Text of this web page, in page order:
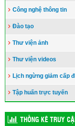
Công nghệ thông tin
Đào tạo
Thư viện ảnh
Thư viện videos
Lịch ngừng giảm cấp
Tập huấn trực tuyến
THỐNG KÊ TRUY